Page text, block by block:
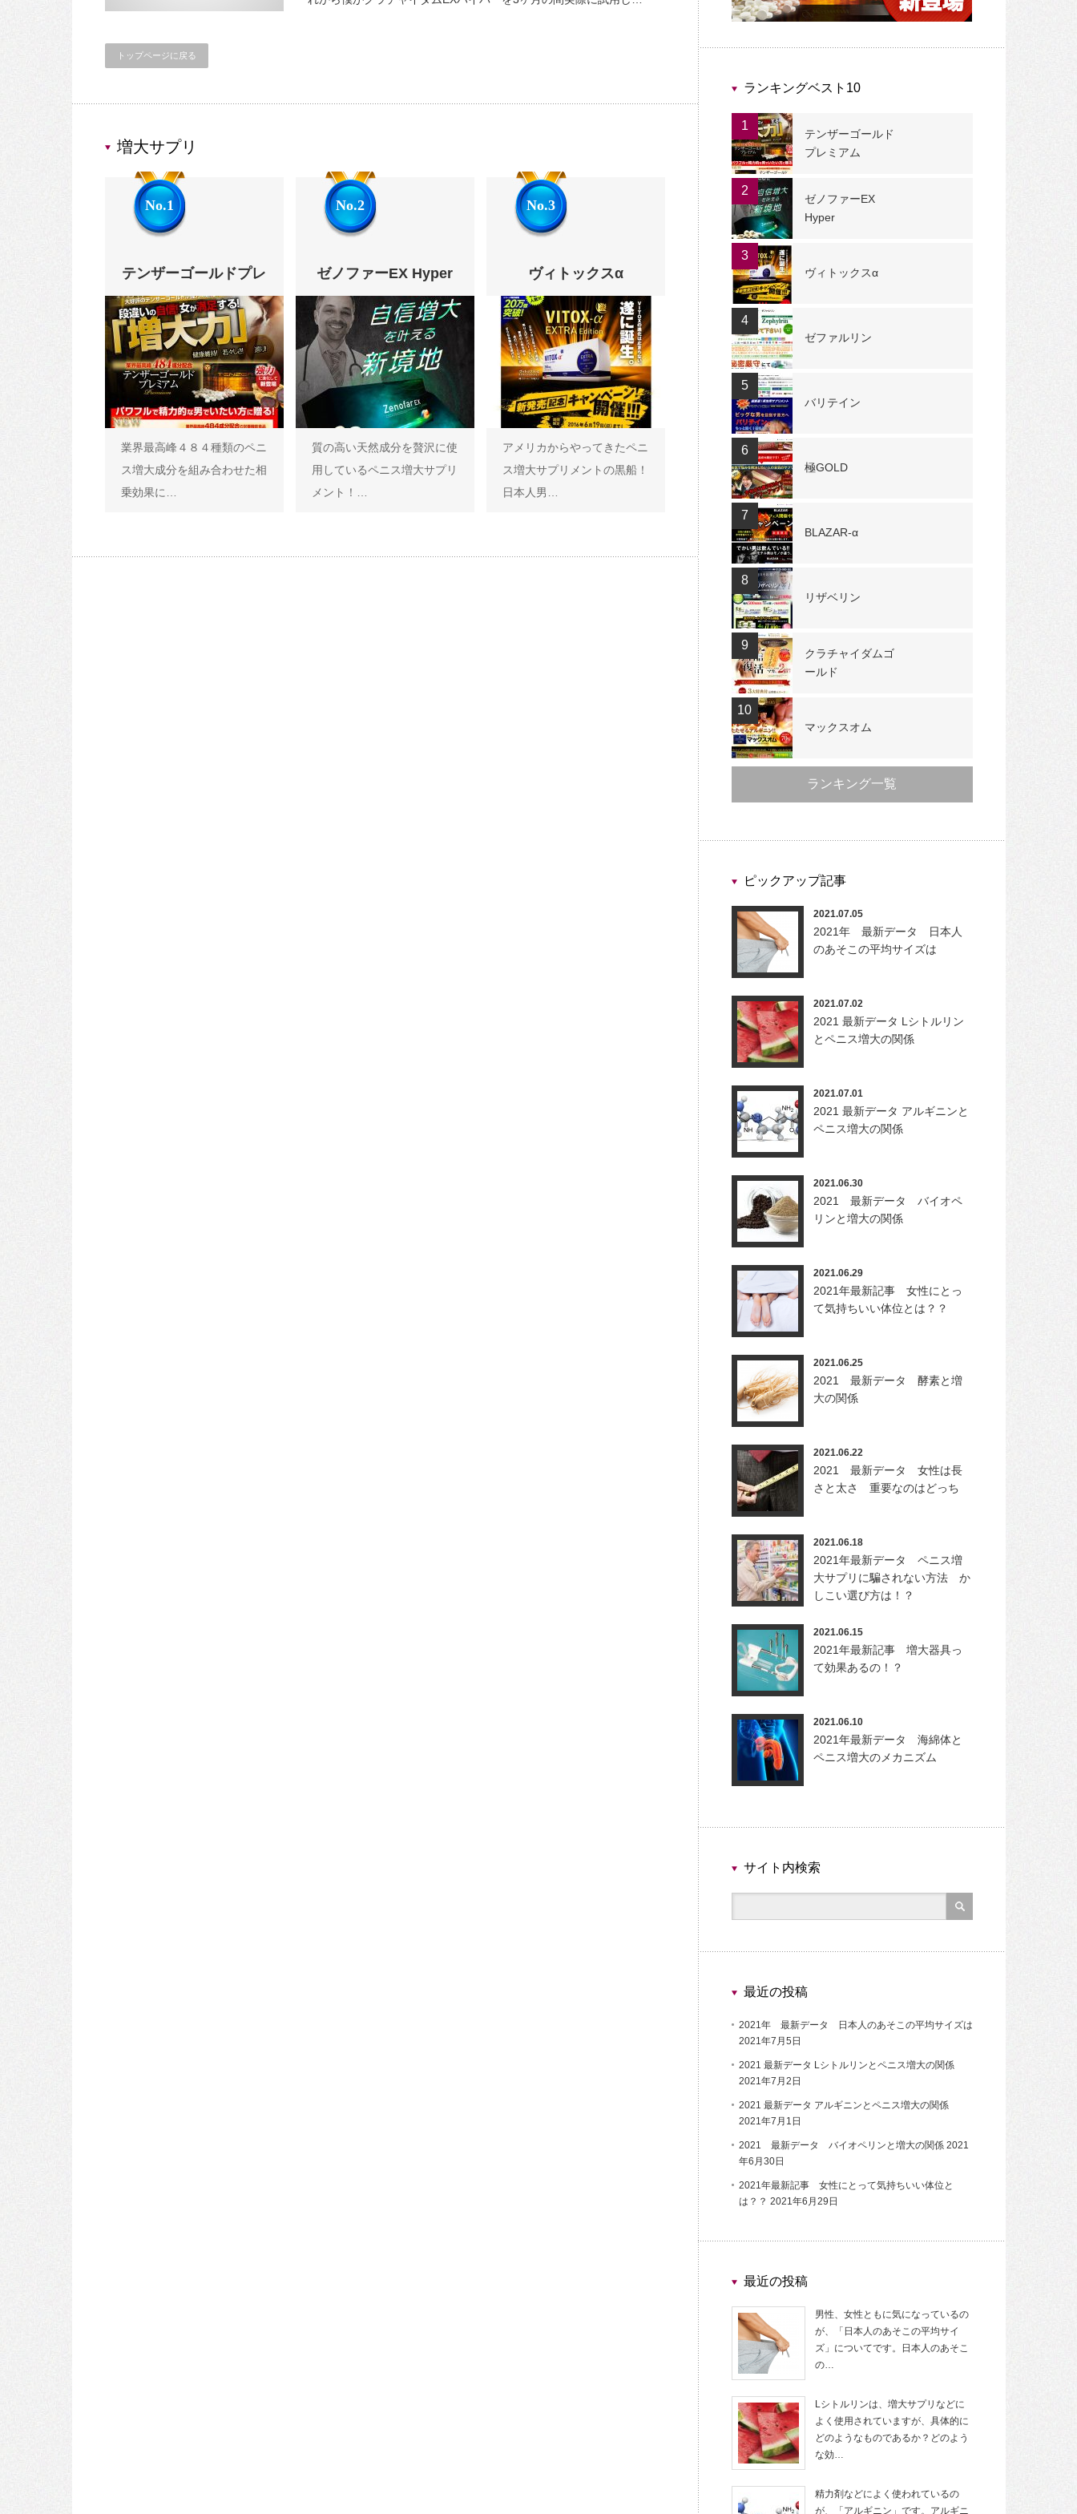
トップページに戻る
増大サプリ
No.1
テンザーゴールドプレ
ミアム
業界最高峰４８４種類のペニ
ス増大成分を組み合わせた相
乗効果に…
No.2
ゼノファーEX Hyper
質の高い天然成分を贅沢に使
用しているペニス増大サプリ
メント！…
No.3
ヴィトックスα
アメリカからやってきたペニ
ス増大サプリメントの黒船！
日本人男…
ランキングベスト10
1
テンザーゴールド
プレミアム
2
ゼノファーEX
Hyper
3
ヴィトックスα
4
ゼファルリン
5
バリテイン
6
極GOLD
7
BLAZAR-α
8
リザベリン
9
クラチャイダムゴ
ールド
10
マックスオム
ランキング一覧
ピックアップ記事
2021.07.05
2021年 最新データ 日本人
のあそこの平均サイズは
2021.07.02
2021 最新データ Lシトルリン
とペニス増大の関係
2021.07.01
2021 最新データ アルギニンと
ペニス増大の関係
2021.06.30
2021 最新データ バイオペ
リンと増大の関係
2021.06.29
2021年最新記事 女性にとっ
て気持ちいい体位とは？？
2021.06.25
2021 最新データ 酵素と増
大の関係
2021.06.22
2021 最新データ 女性は長
さと太さ 重要なのはどっち
2021.06.18
2021年最新データ ペニス増
大サプリに騙されない方法 か
しこい選び方は！？
2021.06.15
2021年最新記事 増大器具っ
て効果あるの！？
2021.06.10
2021年最新データ 海綿体と
ペニス増大のメカニズム
サイト内検索
最近の投稿
2021年 最新データ 日本人のあそこの平均サイズは
2021年7月5日
2021 最新データ Lシトルリンとペニス増大の関係
2021年7月2日
2021 最新データ アルギニンとペニス増大の関係
2021年7月1日
2021 最新データ バイオペリンと増大の関係 2021
年6月30日
2021年最新記事 女性にとって気持ちいい体位と
は？？ 2021年6月29日
最近の投稿
男性、女性ともに気になっているの
が、「日本人のあそこの平均サイ
ズ」についてです。日本人のあそこ
の…
Lシトルリンは、増大サプリなどに
よく使用されていますが、具体的に
どのようなものであるか？どのよう
な効…
精力剤などによく使われているの
が、「アルギニン」です。アルギニ